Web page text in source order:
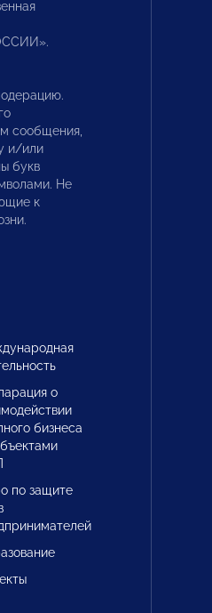
сообщения,
и/или
букв
Не
к
о
бизнеса
по защите